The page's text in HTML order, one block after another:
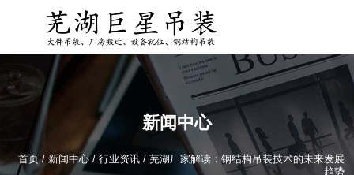
新闻中心
首页/ 新闻中心 / 行业资讯 / 芜湖厂家解读：钢结构吊装技术的未来发展
趋势